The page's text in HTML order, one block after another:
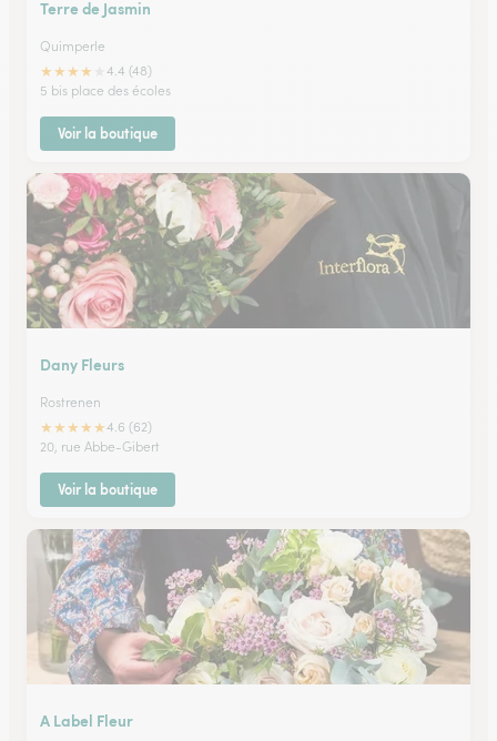
Terre de Jasmin
Quimperle
★★★★
4.4 (48)
5 bis place des écoles
Voir la boutique
Dany Fleurs
Rostrenen
★★★★★4.6 (62)
20, rue Abbe-Gibert
Voir la boutique
A Label Fleur